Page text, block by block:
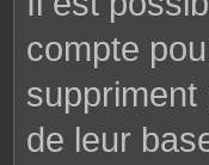
compte
suppriment
de leur